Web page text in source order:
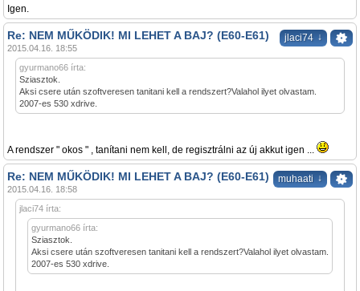
Igen.
jlaci74 ↓
Re: NEM MŰKÖDIK! MI LEHET A BAJ? (E60-E61)
2015.04.16. 18:55
gyurmano66 írta:
Sziasztok.
Aksi csere után szoftveresen tanitani kell a rendszert?Valahol ilyet olvastam.
2007-es 530 xdrive.
A rendszer " okos " , tanítani nem kell, de regisztrálni az új akkut igen ...
muhaati ↓
Re: NEM MŰKÖDIK! MI LEHET A BAJ? (E60-E61)
2015.04.16. 18:58
jlaci74 írta:
gyurmano66 írta:
Sziasztok.
Aksi csere után szoftveresen tanitani kell a rendszert?Valahol ilyet olvastam.
2007-es 530 xdrive.